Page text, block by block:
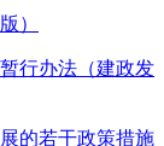
）
行办法（建政发
的若干政策措施